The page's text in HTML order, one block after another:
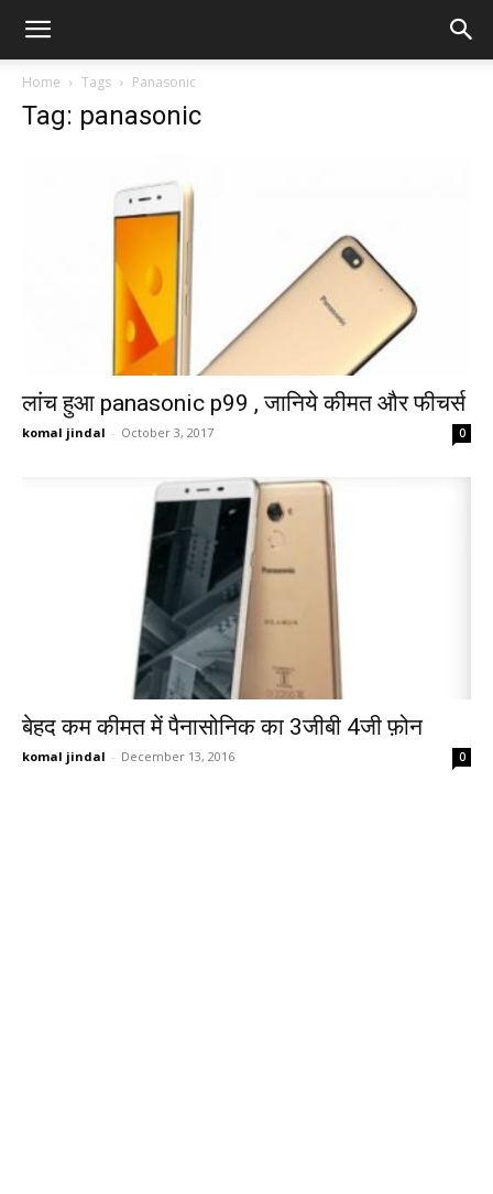
Home Tags Panasonic
Tag: panasonic
लांच हुआ panasonic p99 , जानिये कीमत और फीचर्स
komal jindal - October 3, 2017 0
बेहद कम कीमत में पैनासोनिक का 3जीबी 4जी फ़ोन
komal jindal - December 13, 2016 0